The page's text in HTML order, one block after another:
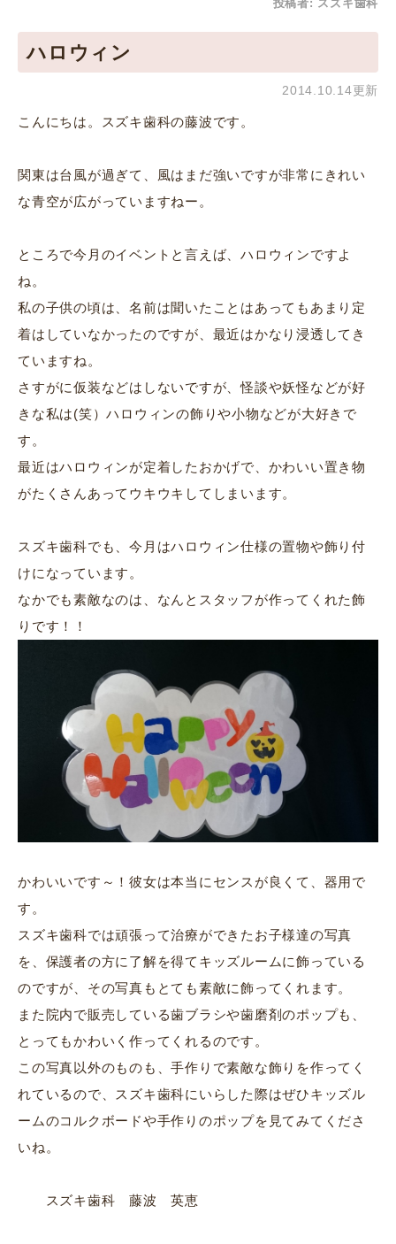
投稿者: スズキ歯科
ハロウィン
2014.10.14更新
こんにちは。スズキ歯科の藤波です。
関東は台風が過ぎて、風はまだ強いですが非常にきれい
な青空が広がっていますねー。
ところで今月のイベントと言えば、ハロウィンですよ
ね。
私の子供の頃は、名前は聞いたことはあってもあまり定
着はしていなかったのですが、最近はかなり浸透してき
ていますね。
さすがに仮装などはしないですが、怪談や妖怪などが好
きな私は(笑）ハロウィンの飾りや小物などが大好きで
す。
最近はハロウィンが定着したおかげで、かわいい置き物
がたくさんあってウキウキしてしまいます。
スズキ歯科でも、今月はハロウィン仕様の置物や飾り付
けになっています。
なかでも素敵なのは、なんとスタッフが作ってくれた飾
りです！！
かわいいです～！彼女は本当にセンスが良くて、器用で
す。
スズキ歯科では頑張って治療ができたお子様達の写真
を、保護者の方に了解を得てキッズルームに飾っている
のですが、その写真もとても素敵に飾ってくれます。
また院内で販売している歯ブラシや歯磨剤のポップも、
とってもかわいく作ってくれるのです。
この写真以外のものも、手作りで素敵な飾りを作ってく
れているので、スズキ歯科にいらした際はぜひキッズル
ームのコルクボードや手作りのポップを見てみてくださ
いね。
スズキ歯科 藤波 英恵